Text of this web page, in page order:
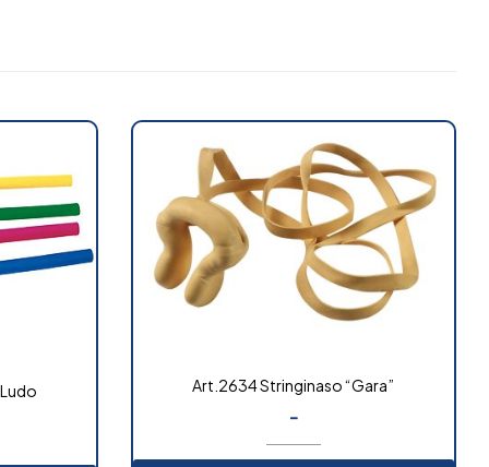
Art.2634 Stringinaso “Gara”
-